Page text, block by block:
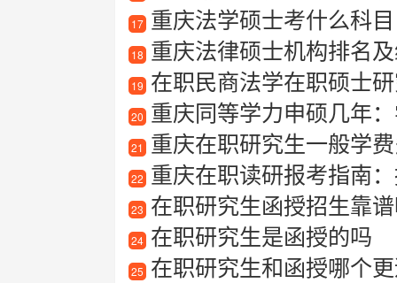
17 重庆法学硕士考什么科目
18 重庆法律硕士机构排名
19 在职民商法学在职硕士
20 重庆同等学力申硕几年
21 重庆在职研究生一般学
22 重庆在职读研报考指南
23 在职研究生函授招生靠
24 在职研究生是函授的吗
25 在职研究生和函授哪个